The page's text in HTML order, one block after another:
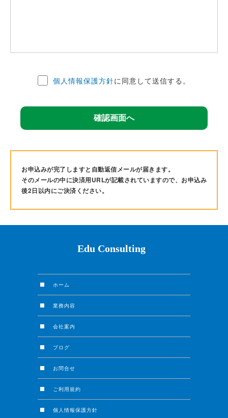
個人情報保護方針に同意して送信する。
お申込みが完了しますと自動返信メールが届きます。
そのメールの中に決済用URLが記載されていますので、お申込み
後2日以内にご決済ください。
Edu Consulting
ホーム
業務内容
会社案内
ブログ
お問合せ
ご利用規約
個人情報保護方針